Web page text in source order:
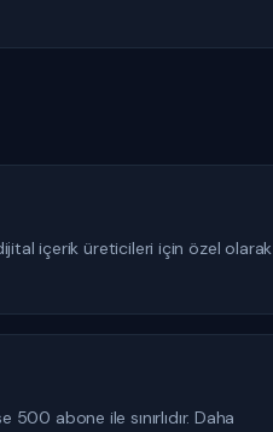
içerik üreticileri için özel olarak
abone ile sınırlıdır. Daha